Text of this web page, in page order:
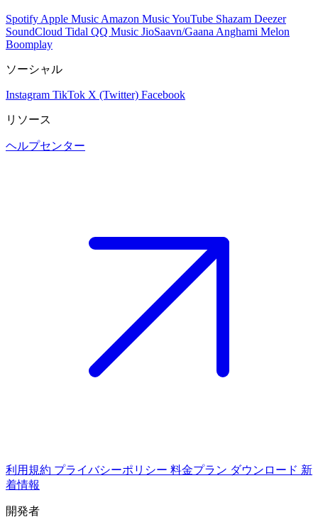
Spotify Apple Music Amazon MusicYouTube Shazam Deezer
SoundCloud Tidal QQ Music JioSaavn/Gaana Anghami Melon
Boomplay
ソーシャル
Instagram TikTok X (Twitter) Facebook
リソース
ヘルプセンター
利用規約 プライバシーポリシー 料金プラン ダウンロード 新
着情報
開発者